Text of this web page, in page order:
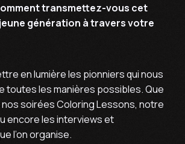
transmettez-vous cet
génération à travers votre
en lumière les pionniers qui nous
toutes les manières possibles. Que
soirées Coloring Lessons, notre
encore les interviews et
l’on organise.